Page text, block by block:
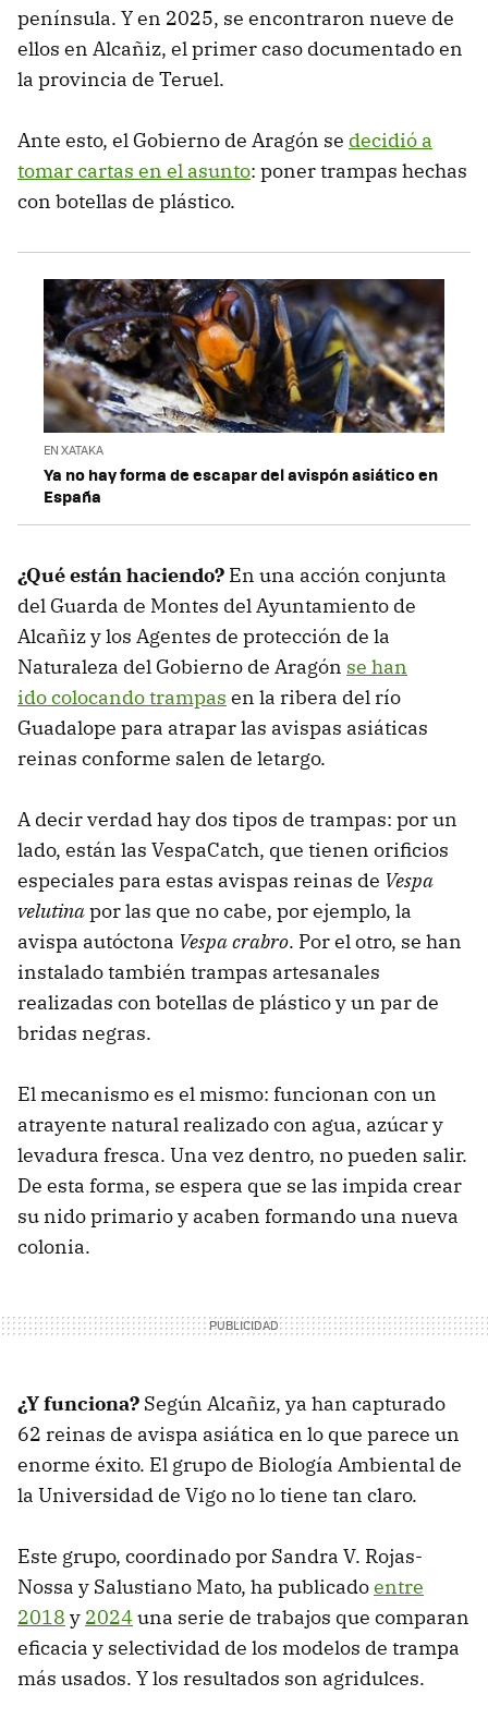
península. Y en 2025, se encontraron nueve de
ellos en Alcañiz, el primer caso documentado en
la provincia de Teruel.
Ante esto, el Gobierno de Aragón se decidió a
tomar cartas en el asunto: poner trampas hechas
con botellas de plástico.
EN XATAKA
Ya no hay forma de escapar del avispón asiático en
España
¿Qué están haciendo? En una acción conjunta
del Guarda de Montes del Ayuntamiento de
Alcañiz y los Agentes de protección de la
Naturaleza del Gobierno de Aragón se han
ido colocando trampas en la ribera del río
Guadalope para atrapar las avispas asiáticas
reinas conforme salen de letargo.
A decir verdad hay dos tipos de trampas: por un
lado, están las VespaCatch, que tienen orificios
especiales para estas avispas reinas de Vespa
velutinapor las que no cabe, por ejemplo, la
avispa autóctona Vespa crabro. Por el otro, se han
instalado también trampas artesanales
realizadas con botellas de plástico y un par de
bridas negras.
El mecanismo es el mismo: funcionan con un
atrayente natural realizado con agua, azúcar y
levadura fresca. Una vez dentro, no pueden salir.
De esta forma, se espera que se las impida crear
su nido primario y acaben formando una nueva
colonia.
¿Y funciona? Según Alcañiz, ya han capturado
62 reinas de avispa asiática en lo que parece un
enorme éxito. El grupo de Biología Ambiental de
la Universidad de Vigo no lo tiene tan claro.
Este grupo, coordinado por Sandra V. Rojas-
Nossa y Salustiano Mato, ha publicadoentre
2018 y 2024 una serie de trabajos que comparan
eficacia y selectividad de los modelos de trampa
más usados. Y los resultados son agridulces.